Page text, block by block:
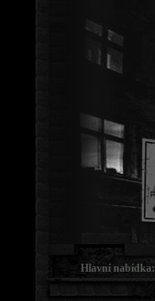
Hlavní nabídka: